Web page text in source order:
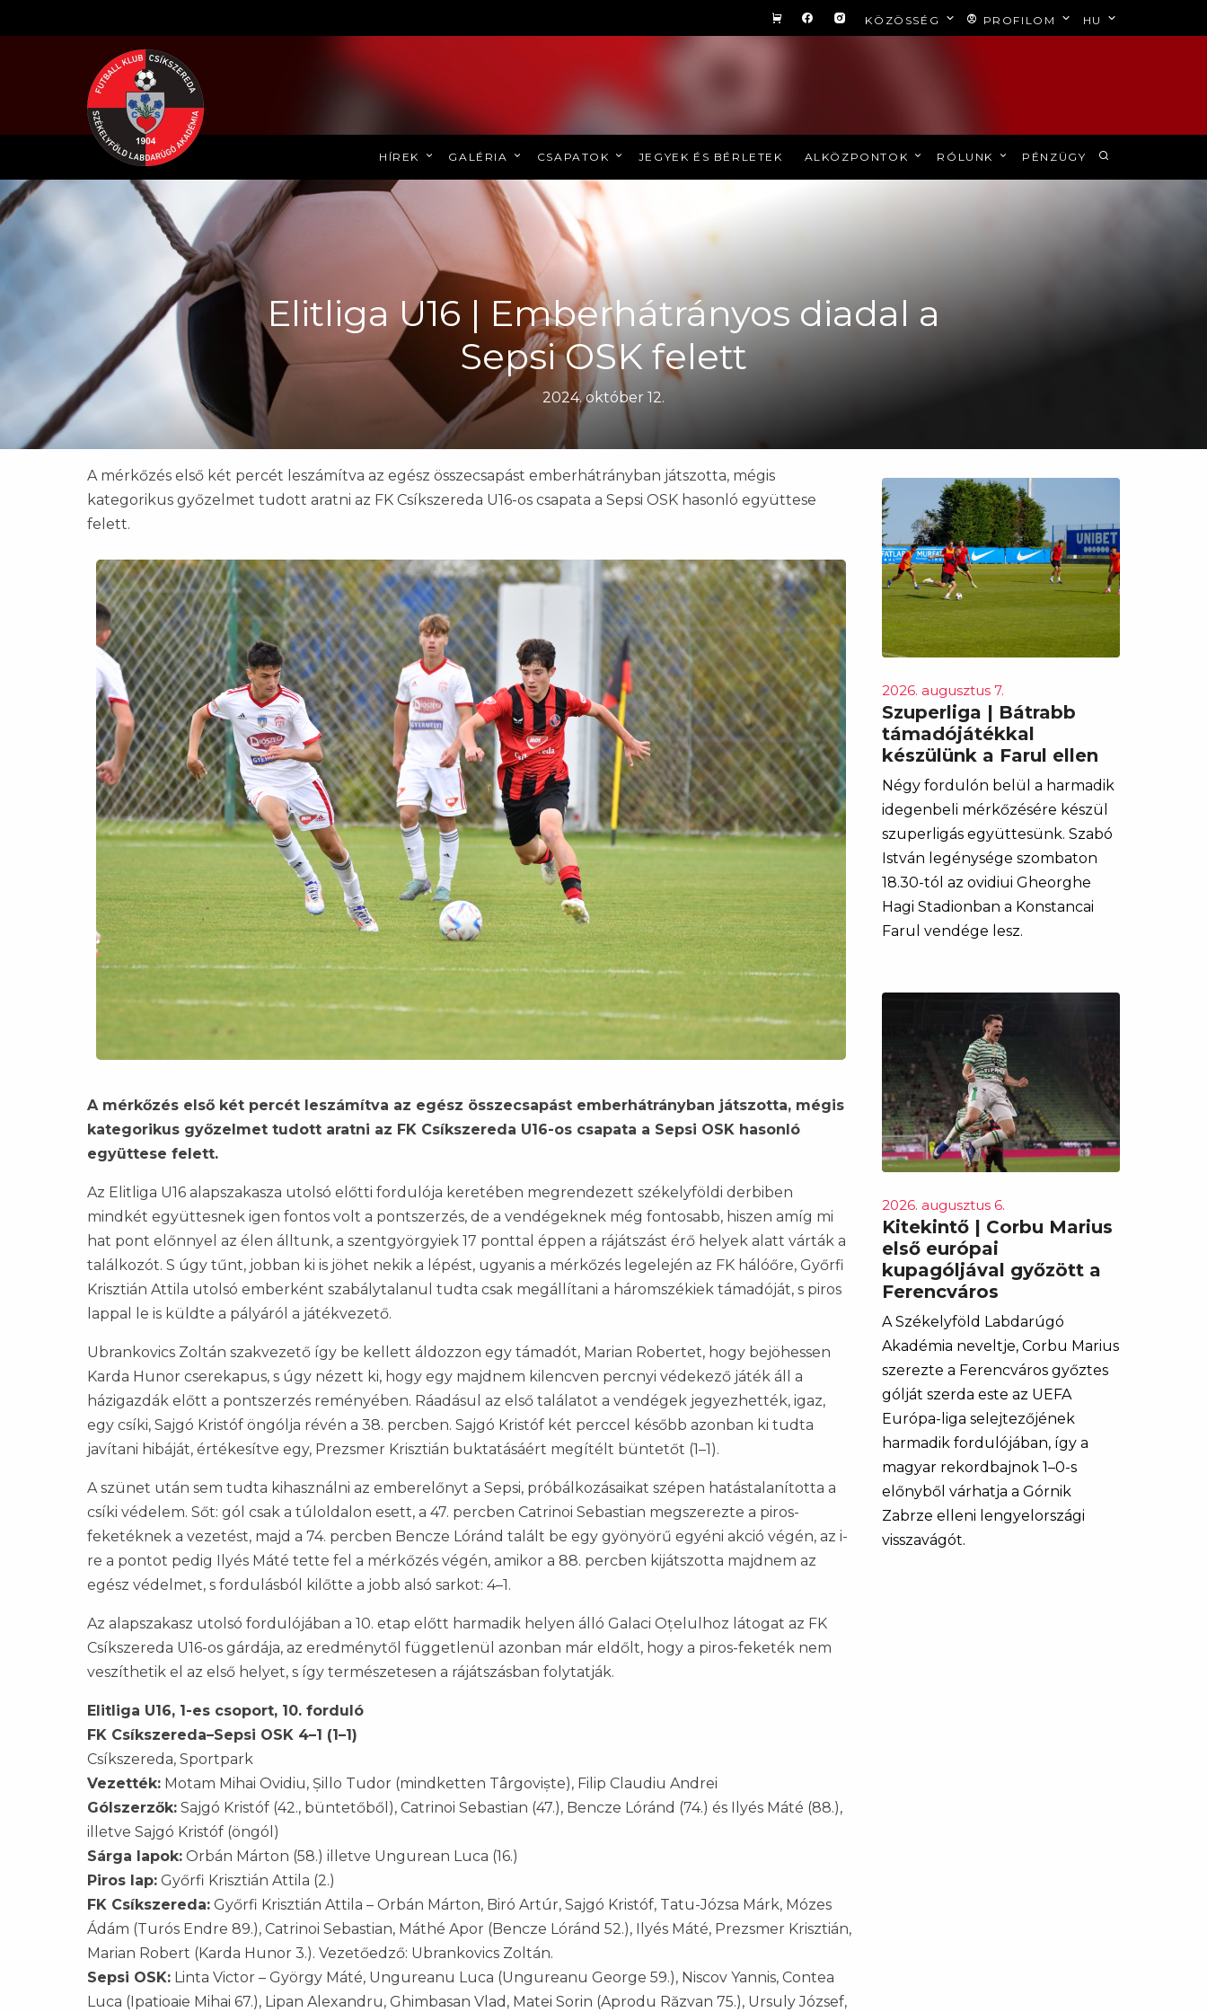
KÖZÖSSÉG PROFILOM HU
HÍREK GALÉRIA CSAPATOK JEGYEK ÉS BÉRLETEK ALKÖZPONTOK RÓLUNK PÉNZÜGY
Elitliga U16 | Emberhátrányos diadal a
Sepsi OSK felett
2024. október 12.
A mérkőzés első két percét leszámítva az egész összecsapást emberhátrányban játszotta, mégis
kategorikus győzelmet tudott aratni az FK Csíkszereda U16-os csapata a Sepsi OSK hasonló együttese
felett.
A mérkőzés első két percét leszámítva az egész összecsapást emberhátrányban játszotta, mégis
kategorikus győzelmet tudott aratni az FK Csíkszereda U16-os csapata a Sepsi OSK hasonló
együttese felett.
Az Elitliga U16 alapszakasza utolsó előtti fordulója keretében megrendezett székelyföldi derbiben
mindkét együttesnek igen fontos volt a pontszerzés, de a vendégeknek még fontosabb, hiszen amíg mi
hat pont előnnyel az élen álltunk, a szentgyörgyiek 17 ponttal éppen a rájátszást érő helyek alatt várták a
találkozót. S úgy tűnt, jobban ki is jöhet nekik a lépést, ugyanis a mérkőzés legelején az FK hálóőre, Győrfi
Krisztián Attila utolsó emberként szabálytalanul tudta csak megállítani a háromszékiek támadóját, s piros
lappal le is küldte a pályáról a játékvezető.
Ubrankovics Zoltán szakvezető így be kellett áldozzon egy támadót, Marian Robertet, hogy bejöhessen
Karda Hunor cserekapus, s úgy nézett ki, hogy egy majdnem kilencven percnyi védekező játék áll a
házigazdák előtt a pontszerzés reményében. Ráadásul az első találatot a vendégek jegyezhették, igaz,
egy csíki, Sajgó Kristóf öngólja révén a 38. percben. Sajgó Kristóf két perccel később azonban ki tudta
javítani hibáját, értékesítve egy, Prezsmer Krisztián buktatásáért megítélt büntetőt (1–1).
A szünet után sem tudta kihasználni az emberelőnyt a Sepsi, próbálkozásaikat szépen hatástalanította a
csíki védelem. Sőt: gól csak a túloldalon esett, a 47. percben Catrinoi Sebastian megszerezte a piros-
feketéknek a vezetést, majd a 74. percben Bencze Lóránd talált be egy gyönyörű egyéni akció végén, az i-
re a pontot pedig Ilyés Máté tette fel a mérkőzés végén, amikor a 88. percben kijátszotta majdnem az
egész védelmet, s fordulásból kilőtte a jobb alsó sarkot: 4–1.
Az alapszakasz utolsó fordulójában a 10. etap előtt harmadik helyen álló Galaci Oțelulhoz látogat az FK
Csíkszereda U16-os gárdája, az eredménytől függetlenül azonban már eldőlt, hogy a piros-feketék nem
veszíthetik el az első helyet, s így természetesen a rájátszásban folytatják.
Elitliga U16, 1-es csoport, 10. forduló
FK Csíkszereda–Sepsi OSK 4–1 (1–1)
Csíkszereda, Sportpark
Vezették: Motam Mihai Ovidiu, Șillo Tudor (mindketten Târgoviște), Filip Claudiu Andrei
Gólszerzők: Sajgó Kristóf (42., büntetőből), Catrinoi Sebastian (47.), Bencze Lóránd (74.) és Ilyés Máté (88.),
illetve Sajgó Kristóf (öngól)
Sárga lapok: Orbán Márton (58.) illetve Ungurean Luca (16.)
Piros lap: Győrfi Krisztián Attila (2.)
FK Csíkszereda: Győrfi Krisztián Attila – Orbán Márton, Biró Artúr, Sajgó Kristóf, Tatu-Józsa Márk, Mózes
Ádám (Turós Endre 89.), Catrinoi Sebastian, Máthé Apor (Bencze Lóránd 52.), Ilyés Máté, Prezsmer Krisztián,
Marian Robert (Karda Hunor 3.). Vezetőedző: Ubrankovics Zoltán.
Sepsi OSK: Linta Victor – György Máté, Ungureanu Luca (Ungureanu George 59.), Niscov Yannis, Contea
Luca (Ipatioaie Mihai 67.), Lipan Alexandru, Ghimbasan Vlad, Matei Sorin (Aprodu Răzvan 75.), Ursuly József,
2026. augusztus 7.
Szuperliga | Bátrabb
támadójátékkal
készülünk a Farul ellen
Négy fordulón belül a harmadik
idegenbeli mérkőzésére készül
szuperligás együttesünk. Szabó
István legénysége szombaton
18.30-tól az ovidiui Gheorghe
Hagi Stadionban a Konstancai
Farul vendége lesz.
2026. augusztus 6.
Kitekintő | Corbu Marius
első európai
kupagóljával győzött a
Ferencváros
A Székelyföld Labdarúgó
Akadémia neveltje, Corbu Marius
szerezte a Ferencváros győztes
gólját szerda este az UEFA
Európa-liga selejtezőjének
harmadik fordulójában, így a
magyar rekordbajnok 1–0-s
előnyből várhatja a Górnik
Zabrze elleni lengyelországi
visszavágót.